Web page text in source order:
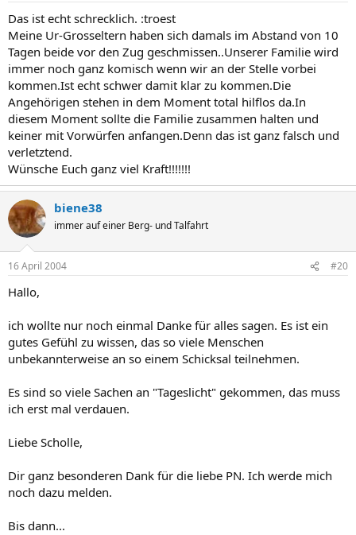
Das ist echt schrecklich. :troest
Meine Ur-Grosseltern haben sich damals im Abstand von 10
Tagen beide vor den Zug geschmissen..Unserer Familie wird
immer noch ganz komisch wenn wir an der Stelle vorbei
kommen.Ist echt schwer damit klar zu kommen.Die
Angehörigen stehen in dem Moment total hilflos da.In
diesem Moment sollte die Familie zusammen halten und
keiner mit Vorwürfen anfangen.Denn das ist ganz falsch und
verletztend.
Wünsche Euch ganz viel Kraft!!!!!!!
biene38
immer auf einer Berg- und Talfahrt
16 April 2004 #20
Hallo,
ich wollte nur noch einmal Danke für alles sagen. Es ist ein
gutes Gefühl zu wissen, das so viele Menschen
unbekannterweise an so einem Schicksal teilnehmen.
Es sind so viele Sachen an "Tageslicht" gekommen, das muss
ich erst mal verdauen.
Liebe Scholle,
Dir ganz besonderen Dank für die liebe PN. Ich werde mich
noch dazu melden.
Bis dann...